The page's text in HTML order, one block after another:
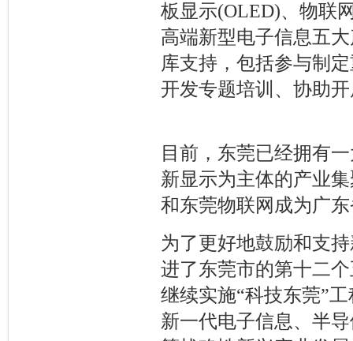
板显示(OLED)、物联
高端新型电子信息五
库支持，包括参与制
开发专题培训、协助
目前，东莞已经拥有
新显示为主体的产业
和东莞物联网成为广
为了更好地鼓励和支
进了东莞市的第十二
继续实施“科技东莞”
新一代电子信息、半